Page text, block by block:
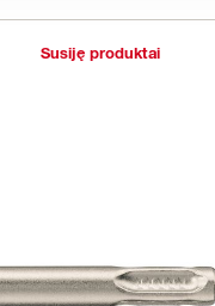
Susiję produktai